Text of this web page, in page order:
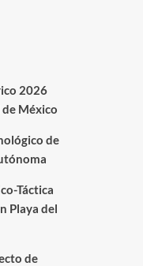
2026
México
de
Táctica
Playa del
de